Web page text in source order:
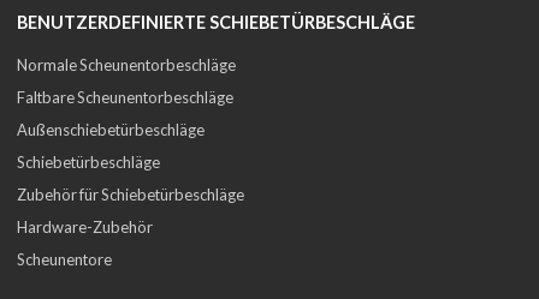
BENUTZERDEFINIERTE SCHIEBETÜRBESCHLÄGE
Normale Scheunentorbeschläge
Faltbare Scheunentorbeschläge
Außenschiebetürbeschläge
Schiebetürbeschläge
Zubehör für Schiebetürbeschläge
Hardware-Zubehör
Scheunentore